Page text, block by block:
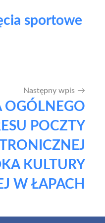
sportowe
Następny wpis
POCZTY
KULTURY
W ŁAPACH